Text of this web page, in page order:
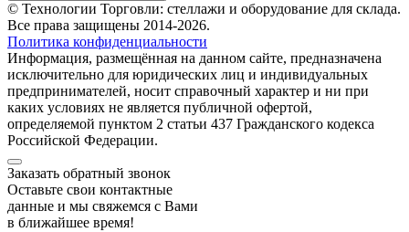
© Технологии Торговли: стеллажи и оборудование для склада.
Все права защищены 2014-2026.
Политика конфиденциальности
Информация, размещённая на данном сайте, предназначена
исключительно для юридических лиц и индивидуальных
предпринимателей, носит справочный характер и ни при
каких условиях не является публичной офертой,
определяемой пунктом 2 статьи 437 Гражданского кодекса
Российской Федерации.
Заказать обратный звонок
Оставьте свои контактные
данные и мы свяжемся с Вами
в ближайшее время!